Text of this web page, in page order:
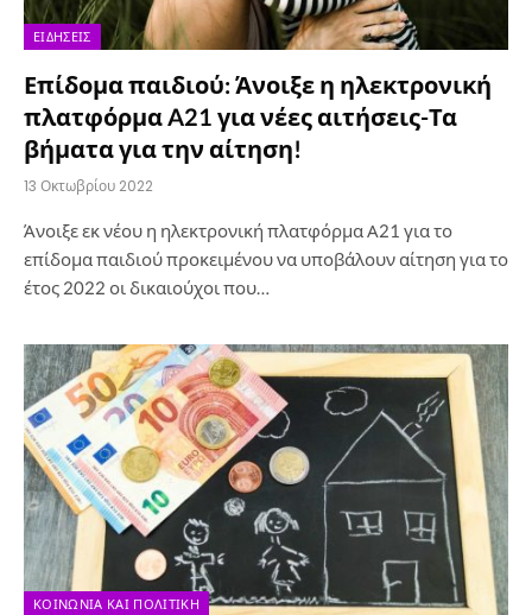
ΕΙΔΉΣΕΙΣ
Επίδομα παιδιού: Άνοιξε η ηλεκτρονική
πλατφόρμα A21 για νέες αιτήσεις-Τα
βήματα για την αίτηση!
13 Οκτωβρίου 2022
Άνοιξε εκ νέου η ηλεκτρονική πλατφόρμα Α21 για το
επίδομα παιδιού προκειμένου να υποβάλουν αίτηση για το
έτος 2022 οι δικαιούχοι που…
ΚΟΙΝΩΝΊΑ ΚΑΙ ΠΟΛΙΤΙΚΉ